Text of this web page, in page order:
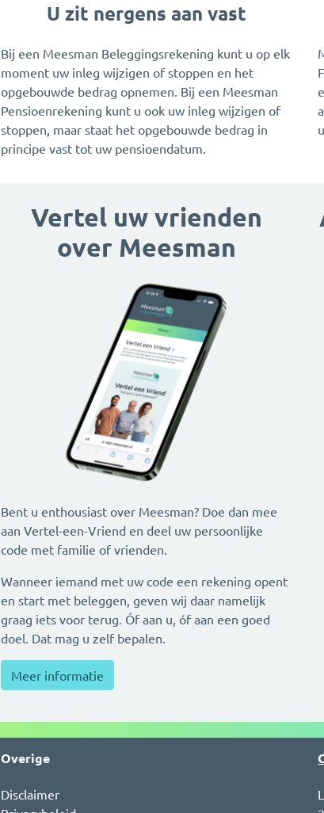
U zit nergens aan vast
Bij een Meesman Beleggingsrekening kunt u op elk
moment uw inleg wijzigen of stoppen en het
opgebouwde bedrag opnemen. Bij een Meesman
Pensioenrekening kunt u ook uw inleg wijzigen of
stoppen, maar staat het opgebouwde bedrag in
principe vast tot uw pensioendatum.
Vertel uw vrienden
over Meesman
Bent u enthousiast over Meesman? Doe dan mee
aan Vertel-een-Vriend en deel uw persoonlijke
code met familie of vrienden.
Wanneer iemand met uw code een rekening opent
en start met beleggen, geven wij daar namelijk
graag iets voor terug. Óf aan u, óf aan een goed
doel. Dat mag u zelf bepalen.
Meer informatie
Overige
Disclaimer